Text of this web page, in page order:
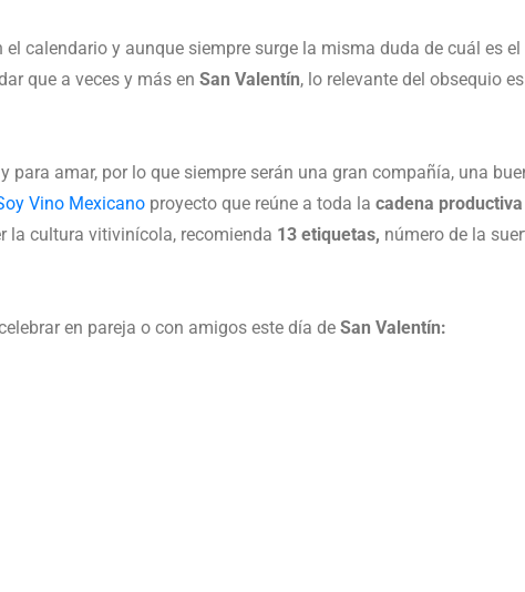
calendario y aunque siempre surge la misma duda de cuál es
que a veces y más en San Valentín, lo relevante del obsequio
para amar, por lo que siempre serán una gran compañía, una
Vino Mexicano proyecto que reúne a toda la cadena
la cultura vitivinícola, recomienda 13 etiquetas, número de la
en pareja o con amigos este día de San Valentín: